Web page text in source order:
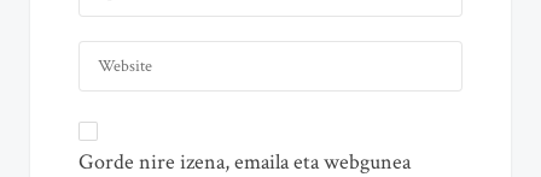
Gorde nire izena, emaila eta webgunea